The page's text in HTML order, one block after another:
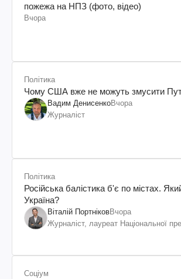
пожежа на НПЗ (фото, відео)
Вчора
Політика
Чому США вже не можуть змусити
Вадим ДенисенкоВчора
Журналіст
Політика
Російська балістика б'є по містах.
Україна?
Віталій ПортніковВчора
Журналіст, лауреат Національної
Соціум